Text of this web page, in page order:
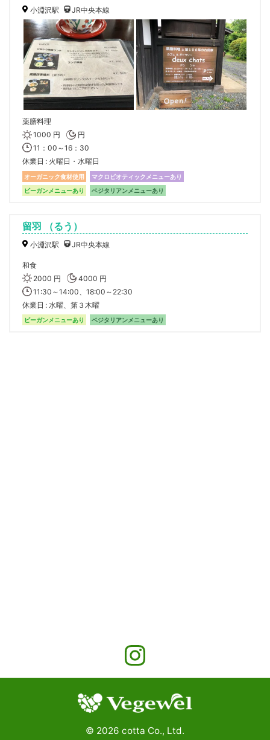
小淵沢駅 JR中央本線
薬膳料理
1000 円
円
11：00～16：30
休業日
火曜日・水曜日
オーガニック食材使用
マクロビオティックメニューあり
ビーガンメニューあり
ベジタリアンメニューあり
留羽 （るう）
小淵沢駅 JR中央本線
和食
2000 円
4000 円
11:30～14:00、18:00～22:30
休業日
水曜、第３木曜
ビーガンメニューあり ベジタリアンメニューあり
© 2026 cotta Co., Ltd.